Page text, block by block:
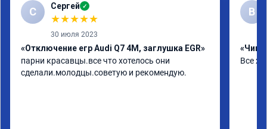
С Сергей ✓
★★★★★
30 июля 2023
«Отключение егр Audi Q7 4M, заглушка EGR»
парни красавцы.все что хотелось они
сделали.молодцы.советую и рекомендую.
В
«Чип
Все